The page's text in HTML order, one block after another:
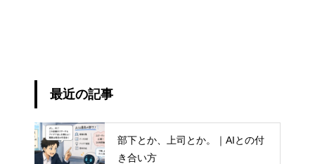
最近の記事
部下とか、上司とか。｜AIとの付
き合い方